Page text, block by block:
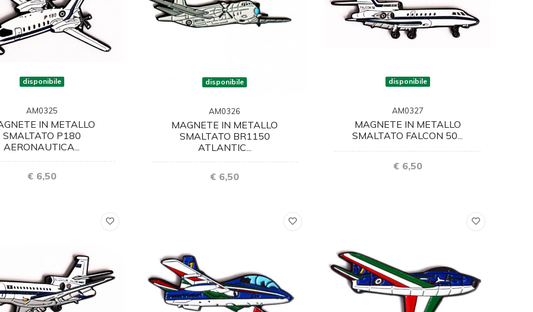
disponibile
AM0325
IN METALLO
SMALTATO P180
AERONAUTICA...
€ 6,50
disponibile
AM0326
MAGNETE IN METALLO
SMALTATO BR1150
ATLANTIC...
€ 6,50
disponibile
AM0327
MAGNETE IN METALLO
SMALTATO FALCON 50...
€ 6,50